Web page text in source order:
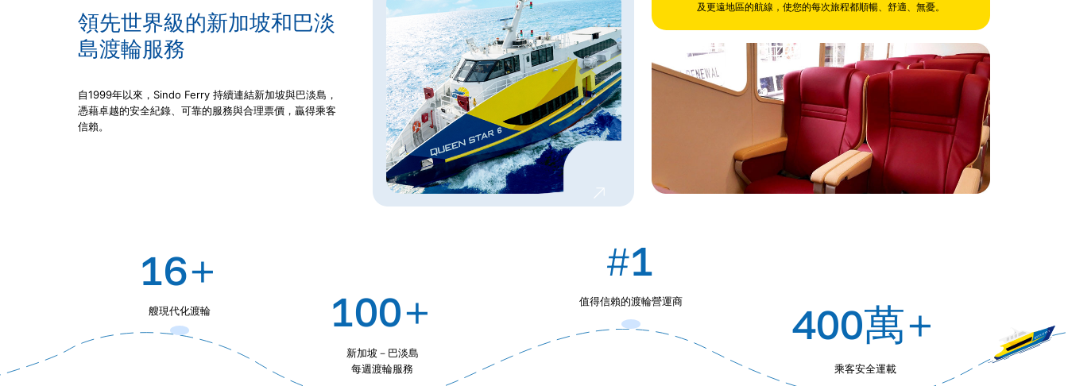
領先世界級的新加坡和巴淡
島渡輪服務
自1999年以來，Sindo Ferry 持續連結新加坡與巴淡島，
憑藉卓越的安全紀錄、可靠的服務與合理票價，贏得乘客
信賴。
及更遠地區的航線，使您的每次旅程都順暢、舒適、無憂。
16+
艘現代化渡輪 100+
新加坡－巴淡島
每週渡輪服務
#1
值得信賴的渡輪營運商 400萬+
乘客安全運載